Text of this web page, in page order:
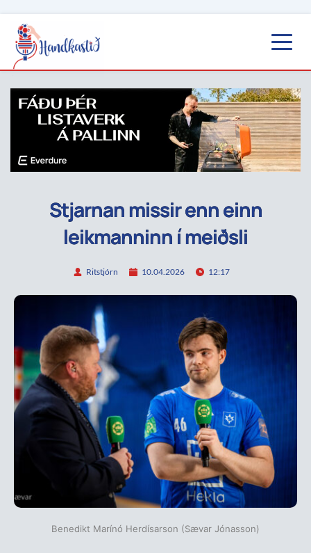
Stjarnan missir enn einn
leikmanninn í meiðsli
Ritstjórn 10.04.2026 12:17
Benedikt Marínó Herdísarson (Sævar Jónasson)